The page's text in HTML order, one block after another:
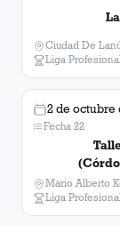
San Martín
Patronato
Barcelona
Barracas
Ciudad De
Liga
2 de octubre
Fecha 22
Mario Alberto
Liga